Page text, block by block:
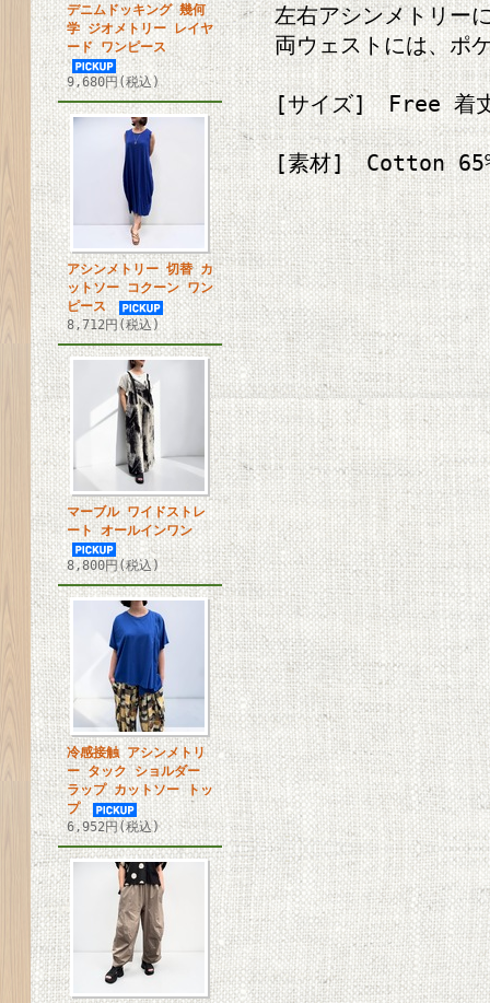
デニムドッキング 幾何
学 ジオメトリー レイヤ
ード ワンピース
9,680円(税込)
アシンメトリー 切替 カ
ットソー コクーン ワン
ピース
8,712円(税込)
マーブル ワイドストレ
ート オールインワン
8,800円(税込)
冷感接触 アシンメトリ
ー タック ショルダー
ラップ カットソー トッ
プ
6,952円(税込)
左右アシンメトリー
両ウェストには、ポ
[サイズ] Free 着丈
[素材] Cotton